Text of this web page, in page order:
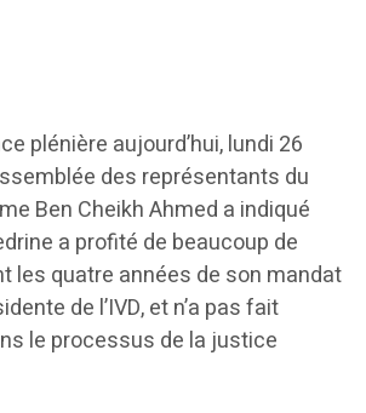
plénière aujourd’hui, lundi 26
des représentants du
Ben Cheikh Ahmed a indiqué
a profité de beaucoup de
les quatre années de son mandat
de l’IVD, et n’a pas fait
le processus de la justice